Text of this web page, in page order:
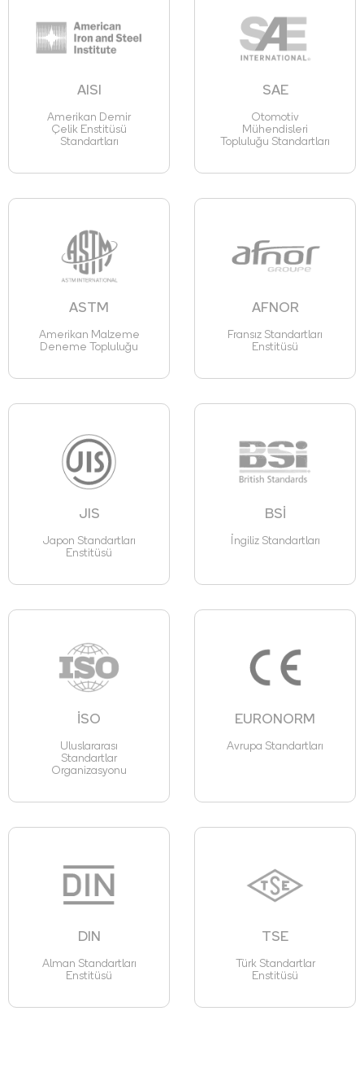
AISI
Amerikan Demir
Çelik Enstitüsü
Standartları
SAE
Otomotiv
Mühendisleri
Topluluğu Standartları
ASTM
Amerikan Malzeme
Deneme Topluluğu
AFNOR
Fransız Standartları
Enstitüsü
JIS
Japon Standartları
Enstitüsü
BSİ
İngiliz Standartları
İSO
Uluslararası
Standartlar
Organizasyonu
EURONORM
Avrupa Standartları
DIN
Alman Standartları
Enstitüsü
TSE
Türk Standartlar
Enstitüsü